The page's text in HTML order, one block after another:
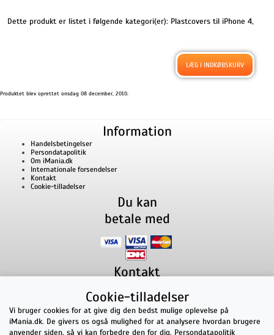
Dette produkt er listet i følgende kategori(er): Plastcovers til iPhone 4,
Produktet blev oprettet onsdag 08 december, 2010.
Information
Handelsbetingelser
Persondatapolitik
Om iMania.dk
Internationale forsendelser
Kontakt
Cookie-tilladelser
Du kan
betale med
Kontakt
Lillevorde Kær 29280 Storvorde
CVR nummer: 33182805 | E-mail: kontakt@imania.dk
Telefon:+45 23618990
Topkarakter hos kunderne!
Cookie-tilladelser
Vi bruger cookies for at give dig den bedst mulige oplevelse på
iMania.dk. De givers os også mulighed for at analysere hvordan brugere
anvender siden, så vi kan forbedre den for dig. Persondatapolitik